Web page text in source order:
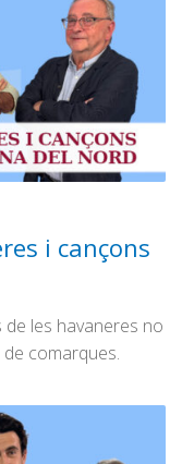
i cançons
de les havaneres no
comarques.